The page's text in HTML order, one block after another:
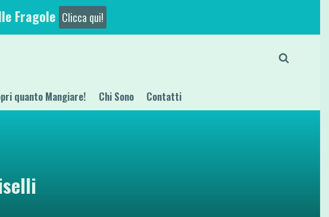
Fragole Clicca qui!
quanto Mangiare! Chi Sono Contatti